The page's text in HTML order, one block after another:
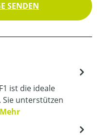
SENDEN
ist die ideale
Sie unterstützen
Mehr